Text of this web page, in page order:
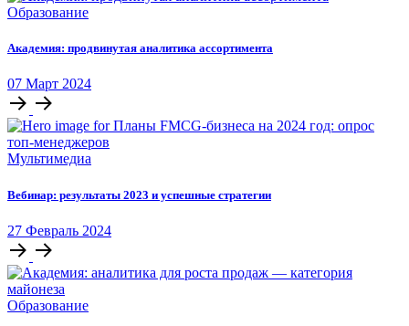
Образование
Академия: продвинутая аналитика ассортимента
07 Март 2024
Мультимедиа
Вебинар: результаты 2023 и успешные стратегии
27 Февраль 2024
Образование